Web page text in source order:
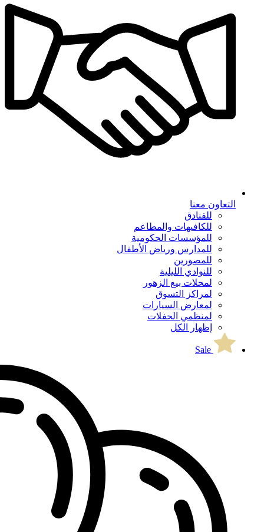
التعاون معنا
للفنادق
للكافيهات والمطاعم
للمؤسسات الحكومية
للمدارس ورياض الأطفال
للمصورين
للنوادي الليلية
لمحلات بيع الزهور
لمراكز التسوق
لمعارض السيارات
لمنظمي الحفلات
إظهار الكل